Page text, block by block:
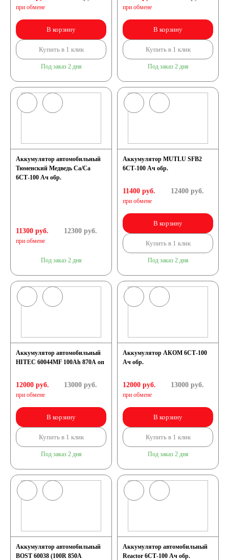
Мото аккумуляторы
Аккумуляторы для
мототехники
мотоциклы
Садовые трактора,
Мопеды
Мотороллеры
Емкость (A/H)
3 А/ч
4.5 А/ч 5 А/ч
9 А/ч 10 А/ч
при обмене
В корзину
Купить в 1 клик
Под заказ 2 дня
при обмене
В корзину
Купить в 1 клик
Под заказ 2 дня
Аккумулятор автомобильный
Тюменский Медведь Ca/Ca
6СТ-100 Ач обр.
11300 руб.
при обмене
12300руб.
Под заказ 2 дня
Аккумулятор MUTLU SFB2
6СТ-100 Ач обр.
11400 руб.
при обмене
12400руб.
В корзину
Купить в 1 клик
Под заказ 2 дня
Аккумулятор автомобильный
HITEC 60044MF 100Ah 870A оп
12000 руб.
при обмене
13000руб.
В корзину
Купить в 1 клик
Под заказ 2 дня
Аккумулятор АКОМ 6СТ-100
Ач обр.
12000 руб.
при обмене
13000руб.
В корзину
Купить в 1 клик
Под заказ 2 дня
Аккумулятор автомобильный
BOST 60038 (100R 850A
Аккумулятор автомобильный
Reactor 6СТ-100 Ач обр.